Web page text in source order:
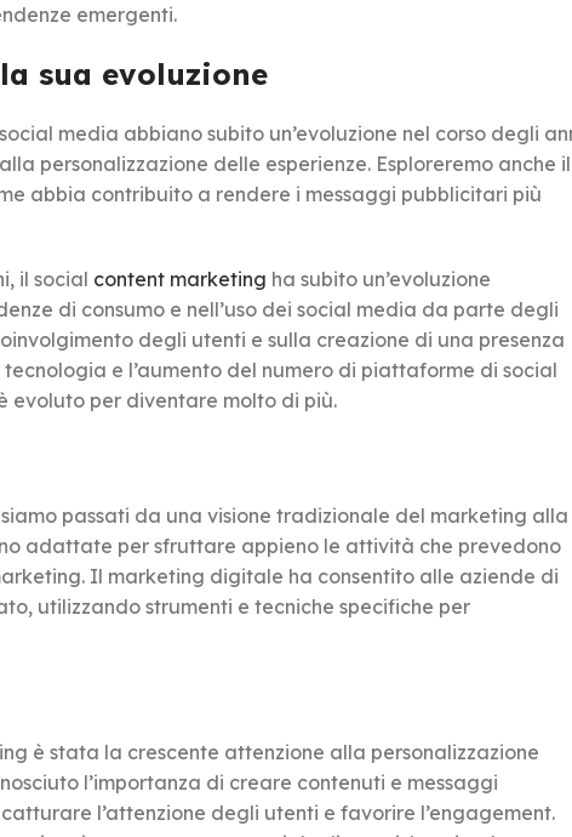
emergenti.
sua evoluzione
media abbiano subito un’evoluzione nel corso degli
personalizzazione delle esperienze. Esploreremo anche il
abbia contribuito a rendere i messaggi pubblicitari più
il social content marketing ha subito un’evoluzione
di consumo e nell’uso dei social media da parte degli
degli utenti e sulla creazione di una presenza
e l’aumento del numero di piattaforme di social
evoluto per diventare molto di più.
passati da una visione tradizionale del marketing alla
adattate per sfruttare appieno le attività che prevedono
Il marketing digitale ha consentito alle aziende di
utilizzando strumenti e tecniche specifiche per
è stata la crescente attenzione alla personalizzazione
l’importanza di creare contenuti e messaggi
l’attenzione degli utenti e favorire l’engagement.